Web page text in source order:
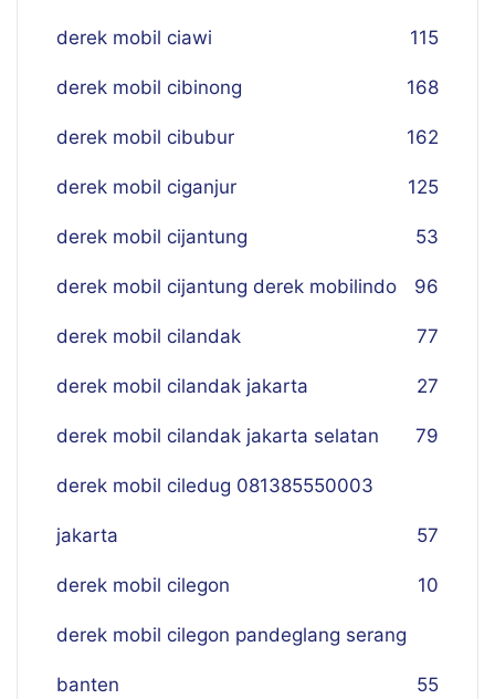
derek mobil ciawi 115
derek mobil cibinong 168
derek mobil cibubur 162
derek mobil ciganjur 125
derek mobil cijantung 53
derek mobil cijantung derek mobilindo 96
derek mobil cilandak 77
derek mobil cilandak jakarta 27
derek mobil cilandak jakarta selatan 79
derek mobil ciledug 081385550003
jakarta 57
derek mobil cilegon 10
derek mobil cilegon pandeglang serang
banten 55